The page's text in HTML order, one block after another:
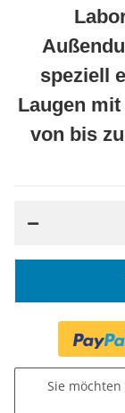
speziell
Laugen
von bis
Sie